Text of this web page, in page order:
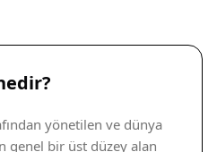
yönetilen ve dünya
genel bir üst düzey alan